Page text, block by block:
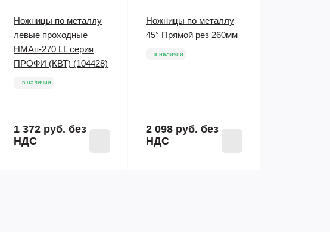
Ножницы по металлу
левые проходные
НМАп-270 LL серия
ПРОФИ (КВТ) (104428)
в наличии
1 372 руб. без
НДС
Ножницы по металлу
45° Прямой рез 260мм
в наличии
2 098 руб. без
НДС